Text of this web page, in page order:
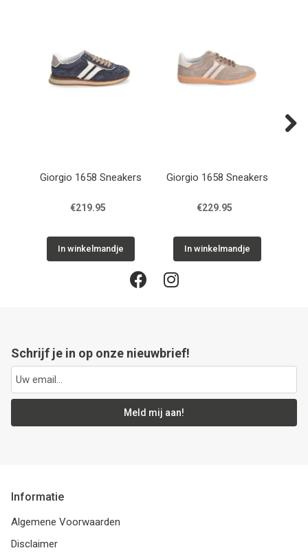
Giorgio 1658 Sneakers
€219.95
In winkelmandje
Giorgio 1658 Sneakers
€229.95
In winkelmandje
Schrijf je in op onze nieuwbrief!
Meld mij aan!
Informatie
Algemene Voorwaarden
Disclaimer